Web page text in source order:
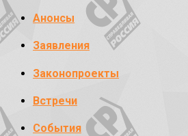
Анонсы
Заявления
Законопроекты
Встречи
События